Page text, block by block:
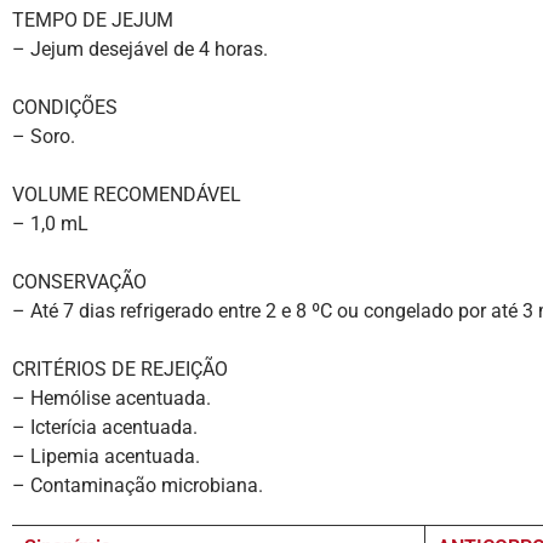
TEMPO DE JEJUM
– Jejum desejável de 4 horas.
CONDIÇÕES
– Soro.
VOLUME RECOMENDÁVEL
– 1,0 mL
CONSERVAÇÃO
– Até 7 dias refrigerado entre 2 e 8 ºC ou congelado por até 3
CRITÉRIOS DE REJEIÇÃO
– Hemólise acentuada.
– Icterícia acentuada.
– Lipemia acentuada.
– Contaminação microbiana.